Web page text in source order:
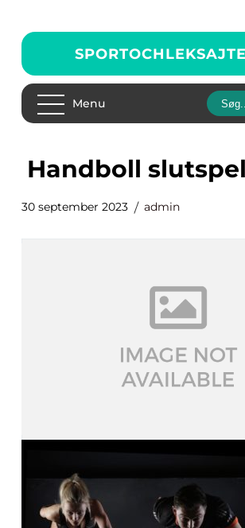
Menu
handboll
30 september 2023 admin